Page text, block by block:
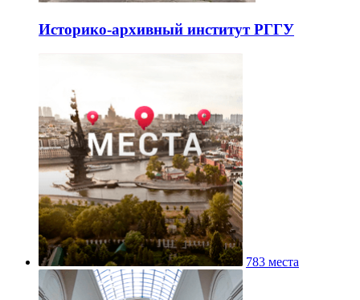
Историко-архивный институт РГГУ
783 места